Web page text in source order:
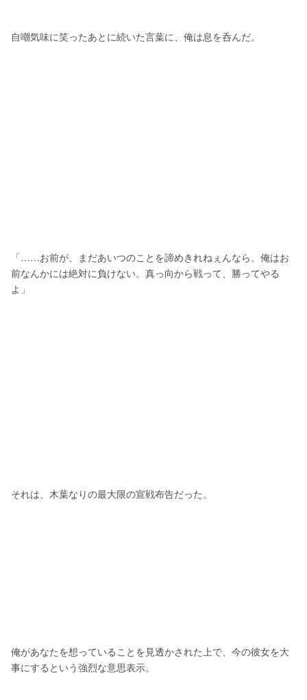
自嘲気味に笑ったあとに続いた言葉に、俺は息を呑んだ。
「……お前が、まだあいつのことを諦めきれねぇんなら。俺はお
前なんかには絶対に負けない。真っ向から戦って、勝ってやる
よ」
それは、木葉なりの最大限の宣戦布告だった。
俺があなたを想っていることを見透かされた上で、今の彼女を大
事にするという強烈な意思表示。